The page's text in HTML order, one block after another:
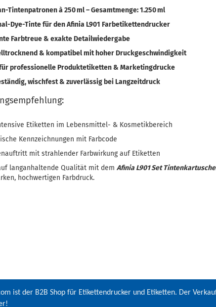
Tintenpatronen à 250 ml – Gesamtmenge: 1.250 ml
Dye-Tinte für den Afinia L901 Farbetikettendrucker
Farbtreue & exakte Detailwiedergabe
& kompatibel mit hoher Druckgeschwindigkeit
professionelle Produktetiketten & Marketingdrucke
wischfest & zuverlässig bei Langzeitdruck
Etiketten im Lebensmittel- & Kosmetikbereich
Kennzeichnungen mit Farbcode
mit strahlender Farbwirkung auf Etiketten
langanhaltende Qualität mit dem Afinia L901 Set
hochwertigen Farbdruck.
ist der B2B Shop für Etikettendrucker und Etiketten. Der